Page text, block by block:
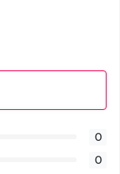
0
0